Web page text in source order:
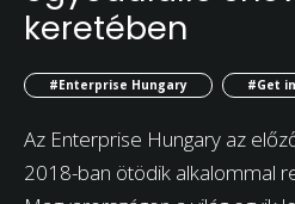
keretében
#Enterprise Hungary #Get
Az Enterprise Hungary az
2018-ban ötödik alkalommal